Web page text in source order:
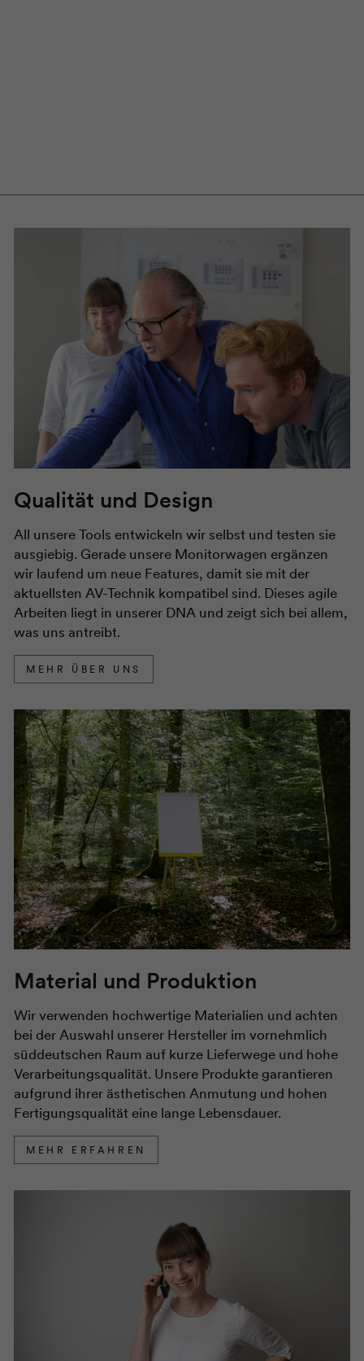
Qualität und Design
All unsere Tools entwickeln wir selbst und testen sie
ausgiebig. Gerade unsere Monitorwagen ergänzen
wir laufend um neue Features, damit sie mit der
aktuellsten AV-Technik kompatibel sind. Dieses agile
Arbeiten liegt in unserer DNA und zeigt sich bei allem,
was uns antreibt.
MEHR ÜBER UNS
Material und Produktion
Wir verwenden hochwertige Materialien und achten
bei der Auswahl unserer Hersteller im vornehmlich
süddeutschen Raum auf kurze Lieferwege und hohe
Verarbeitungsqualität. Unsere Produkte garantieren
aufgrund ihrer ästhetischen Anmutung und hohen
Fertigungsqualität eine lange Lebensdauer.
MEHR ERFAHREN